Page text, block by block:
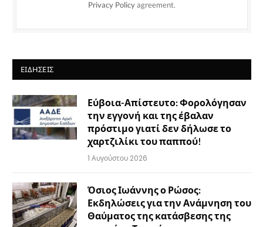
Privacy Policy agreement.
ΕΙΔΉΣΕΙΣ
Εύβοια-Απίστευτο: Φορολόγησαν
την εγγονή και της έβαλαν
πρόστιμο γιατί δεν δήλωσε το
χαρτζιλίκι του παππού!
1 Αυγούστου 2026
Όσιος Ιωάννης ο Ρώσος:
Εκδηλώσεις για την Ανάμνηση του
Θαύματος της κατάσβεσης της